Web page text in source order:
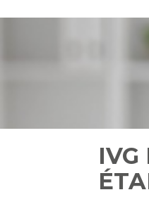
au
IVG